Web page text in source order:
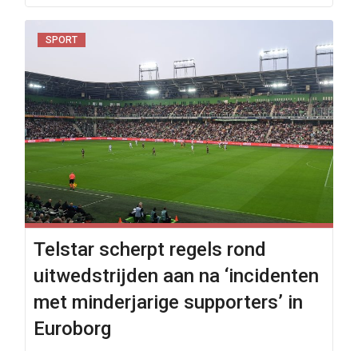
SPORT
Telstar scherpt regels rond
uitwedstrijden aan na ‘incidenten
met minderjarige supporters’ in
Euroborg